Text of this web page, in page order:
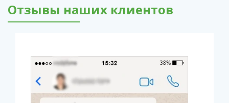
Отзывы наших клиентов